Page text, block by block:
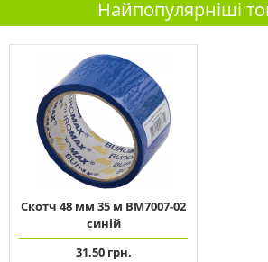
Найпопулярніші
Скотч 48 мм 35 м ВМ7007-02
синій
31.50 грн.